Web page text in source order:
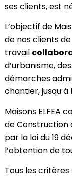
ses clients, est
L’objectif de
de nos clients
travail
d’urbanisme,
démarches
chantier,
Maisons ELFEA
de Construction
par la loi du 19
l’obtention de
Tous les critères